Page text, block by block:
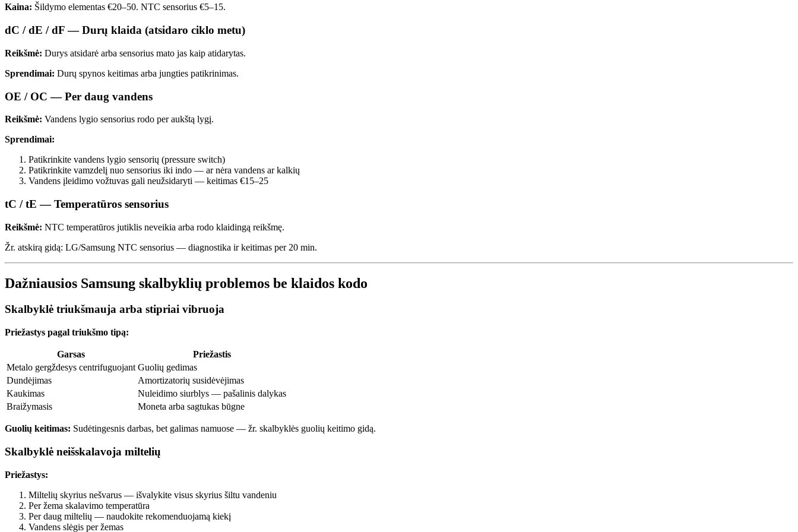
Kaina: Šildymo elementas €20–50. NTC sensorius €5–15.
dC / dE / dF — Durų klaida (atsidaro ciklo metu)
Reikšmė: Durys atsidarė arba sensorius mato jas kaip atidarytas.
Sprendimai: Durų spynos keitimas arba jungties patikrinimas.
OE / OC — Per daug vandens
Reikšmė: Vandens lygio sensorius rodo per aukštą lygį.
Sprendimai:
Patikrinkite vandens lygio sensorių (pressure switch)
Patikrinkite vamzdelį nuo sensorius iki indo — ar nėra vandens ar kalkių
Vandens įleidimo vožtuvas gali neužsidaryti — keitimas €15–25
tC / tE — Temperatūros sensorius
Reikšmė: NTC temperatūros jutiklis neveikia arba rodo klaidingą reikšmę.
Žr. atskirą gidą: LG/Samsung NTC sensorius — diagnostika ir keitimas per 20 min.
Dažniausios Samsung skalbyklių problemos be klaidos kodo
Skalbyklė triukšmauja arba stipriai vibruoja
Priežastys pagal triukšmo tipą:
Garsas
Priežastis
Metalo gergždesys centrifuguojant Guolių gedimas
Dundėjimas
Amortizatorių susidėvėjimas
Kaukimas
Nuleidimo siurblys — pašalinis dalykas
Braižymasis
Moneta arba sagtukas būgne
Guolių keitimas: Sudėtingesnis darbas, bet galimas namuose — žr. skalbyklės guolių keitimo gidą.
Skalbyklė neišskalavoja miltelių
Priežastys:
Miltelių skyrius nešvarus — išvalykite visus skyrius šiltu vandeniu
Per žema skalavimo temperatūra
Per daug miltelių — naudokite rekomenduojamą kiekį
Vandens slėgis per žemas